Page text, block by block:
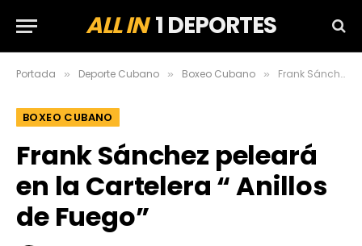
ALL IN1 DEPORTES
Portada » Deporte Cubano » Boxeo Cubano » Frank Sánchez peleará en la Cartelera “ Anillos de Fuego”
BOXEO CUBANO
Frank Sánchez peleará
en la Cartelera “ Anillos
de Fuego”